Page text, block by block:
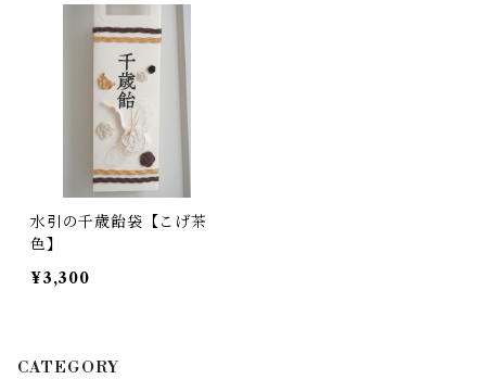
水引の千歳飴袋【こげ茶
色】
¥3,300
CATEGORY